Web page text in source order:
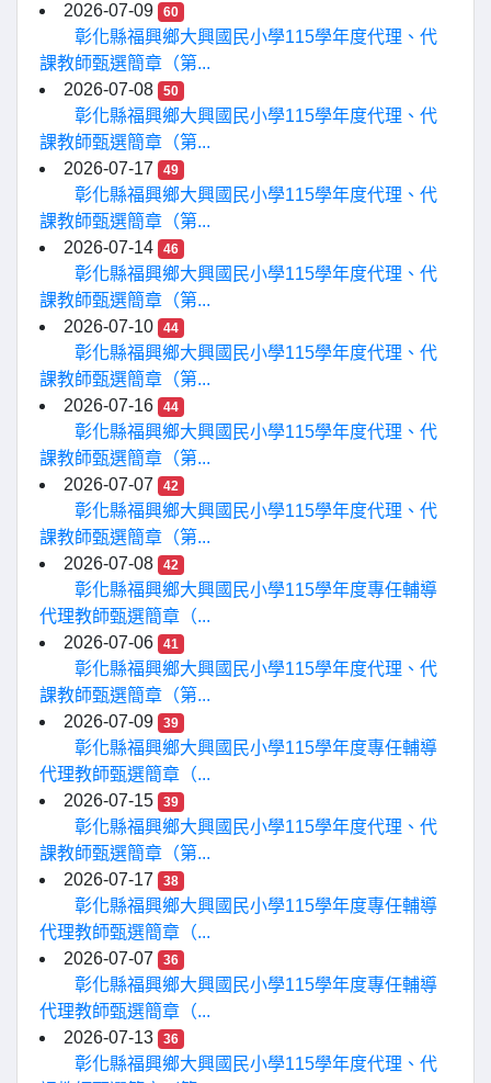
2026-07-09
60
彰化縣福興鄉大興國民小學115學年度代理、代
課教師甄選簡章（第...
2026-07-08
50
彰化縣福興鄉大興國民小學115學年度代理、代
課教師甄選簡章（第...
2026-07-17
49
彰化縣福興鄉大興國民小學115學年度代理、代
課教師甄選簡章（第...
2026-07-14
46
彰化縣福興鄉大興國民小學115學年度代理、代
課教師甄選簡章（第...
2026-07-10
44
彰化縣福興鄉大興國民小學115學年度代理、代
課教師甄選簡章（第...
2026-07-16
44
彰化縣福興鄉大興國民小學115學年度代理、代
課教師甄選簡章（第...
2026-07-07
42
彰化縣福興鄉大興國民小學115學年度代理、代
課教師甄選簡章（第...
2026-07-08
42
彰化縣福興鄉大興國民小學115學年度專任輔導
代理教師甄選簡章（...
2026-07-06
41
彰化縣福興鄉大興國民小學115學年度代理、代
課教師甄選簡章（第...
2026-07-09
39
彰化縣福興鄉大興國民小學115學年度專任輔導
代理教師甄選簡章（...
2026-07-15
39
彰化縣福興鄉大興國民小學115學年度代理、代
課教師甄選簡章（第...
2026-07-17
38
彰化縣福興鄉大興國民小學115學年度專任輔導
代理教師甄選簡章（...
2026-07-07
36
彰化縣福興鄉大興國民小學115學年度專任輔導
代理教師甄選簡章（...
2026-07-13
36
彰化縣福興鄉大興國民小學115學年度代理、代